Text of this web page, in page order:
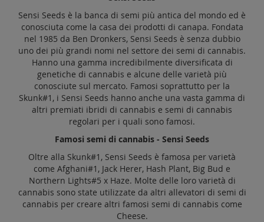
Sensi Seeds è la banca di semi più antica del mondo ed è
conosciuta come la casa dei prodotti di canapa. Fondata
nel 1985 da Ben Dronkers, Sensi Seeds è senza dubbio
uno dei più grandi nomi nel settore dei semi di cannabis.
Hanno una gamma incredibilmente diversificata di
genetiche di cannabis e alcune delle varietà più
conosciute sul mercato. Famosi soprattutto per la
Skunk#1, i Sensi Seeds hanno anche una vasta gamma di
altri premiati ibridi di cannabis e semi di cannabis
regolari per i quali sono famosi.
Famosi semi di cannabis - Sensi Seeds
Oltre alla Skunk#1, Sensi Seeds è famosa per varietà
come Afghani#1, Jack Herer, Hash Plant, Big Bud e
Northern Lights#5 x Haze. Molte delle loro varietà di
cannabis sono state utilizzate da altri allevatori di semi di
cannabis per creare altri famosi semi di cannabis come
Cheese.